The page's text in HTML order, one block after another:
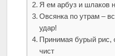
Я ем арбуз и шлаков
Овсянка по утрам –
удар!
Принимая бурый рис,
чист